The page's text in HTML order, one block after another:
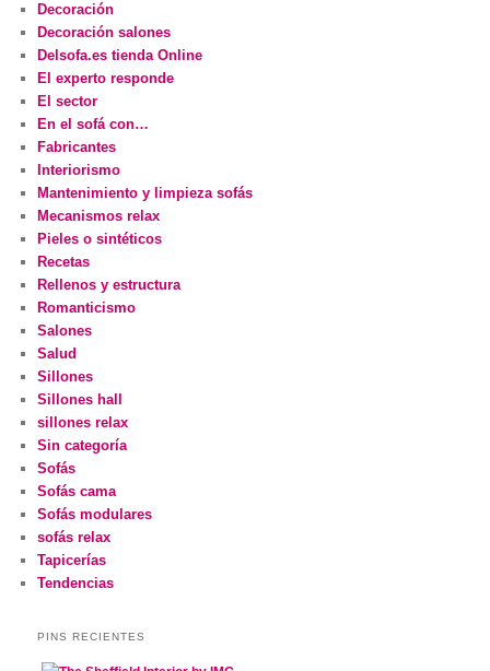
Decoración
Decoración salones
Delsofa.es tienda Online
El experto responde
El sector
En el sofá con…
Fabricantes
Interiorismo
Mantenimiento y limpieza sofás
Mecanismos relax
Pieles o sintéticos
Recetas
Rellenos y estructura
Romanticismo
Salones
Salud
Sillones
Sillones hall
sillones relax
Sin categoría
Sofás
Sofás cama
Sofás modulares
sofás relax
Tapicerías
Tendencias
PINS RECIENTES